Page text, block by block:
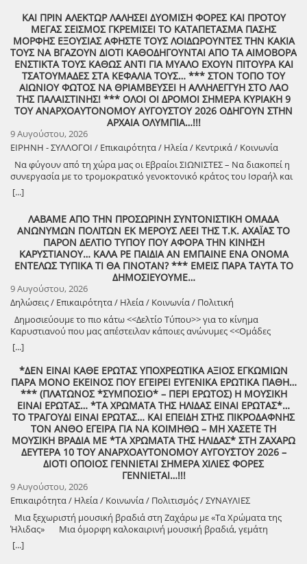
ευελπιστούμε να είναι μια συνάντηση ανθρώπων, μια κοινή ανάσα,
μια υπενθύμιση ότι ο πολιτισμός γεννιέται εκεί όπου μοιραζόμαστε,
ακούμε και δημιουργούμε μαζί. Την Δευτέρα 10 Αυγούστου, στις
21:00 , στήνουμε ξανά ένα Συμπόσιον Τέχνης, με «Ιστορίες και
Τραγούδια» , στον ξεχωριστό χώρο της πέτρινης εκκλησίας στα
Λαστέικα. Σας περιμένουμε κοντά μας! Γιάννης Κορίζης – Δημήτρης
Κορίζης Με την υποστήριξη του Δήμος Πύργου / Municipality Of
Pyrgos 2024 -2028
ΚΑΙ ΠΡΙΝ ΑΛΕΚΤΩΡ ΛΑΛΗΣΕΙ ΔΥΟΜΙΣΗ ΦΟΡΕΣ ΚΑΙ ΠΡΟΤΟΥ
ΜΕΓΑΣ ΣΕΙΣΜΟΣ ΓΚΡΕΜΙΣΕΙ ΤΟ ΚΑΤΑΠΕΤΑΣΜΑ ΠΑΣΗΣ
ΜΟΡΦΗΣ ΕΞΟΥΣΙΑΣ ΑΦΗΣΤΕ ΤΟΥΣ ΛΟΙΔΩΡΟΥΝΤΕΣ ΤΗΝ ΚΑΚΙΑ
ΤΟΥΣ ΝΑ ΒΓΑΖΟΥΝ ΔΙΟΤΙ ΚΑΘΟΔΗΓΟΥΝΤΑΙ ΑΠΟ ΤΑ ΑΙΜΟΒΟΡΑ
ΕΝΣΤΙΚΤΑ ΤΟΥΣ ΚΑΘΩΣ ΑΝΤΙ ΓΙΑ ΜΥΑΛΟ ΕΧΟΥΝ ΠΙΤΟΥΡΑ ΚΑΙ
ΤΣΑΤΟΥΜΑΔΕΣ ΣΤΑ ΚΕΦΑΛΙΑ ΤΟΥΣ… *** ΣΤΟΝ ΤΟΠΟ ΤΟΥ
ΑΙΩΝΙΟΥ ΦΩΤΟΣ ΝΑ ΘΡΙΑΜΒΕΥΣΕΙ Η ΑΛΛΗΛΕΓΓΥΗ ΣΤΟ ΛΑΟ
ΤΗΣ ΠΑΛΑΙΣΤΙΝΗΣ! *** ΟΛΟΙ ΟΙ ΔΡΟΜΟΙ ΣΗΜΕΡΑ ΚΥΡΙΑΚΗ 9
ΤΟΥ ΑΝΑΡΧΟΑΥΤΟΝΟΜΟΥ ΑΥΓΟΥΣΤΟΥ 2026 ΟΔΗΓΟΥΝ ΣΤΗΝ
ΑΡΧΑΙΑ ΟΛΥΜΠΙΑ…!!!
9 Αυγούστου, 2026
ΕΙΡΗΝΗ - ΣΥΛΛΟΓΟΙ / Επικαιρότητα / Ηλεία / Κεντρικά / Κοινωνία
Να φύγουν από τη χώρα μας οι Εβραίοι ΣΙΩΝΙΣΤΕΣ – Να διακοπεί η
συνεργασία με το τρομοκρατικό γενοκτονικό κράτος του Ισραήλ και
φέρτε πίσω στην Ελλάδα από τη Σαουδική Αραβία τους ελληνικούς
patriot!!
[...]
ΛΑΒΑΜΕ ΑΠΟ ΤΗΝ ΠΡΟΣΩΡΙΝΗ ΣΥΝΤΟΝΙΣΤΙΚΗ ΟΜΑΔΑ
ΑΝΩΝΥΜΩΝ ΠΟΛΙΤΩΝ ΕΚ ΜΕΡΟΥΣ ΛΕΕΙ ΤΗΣ Τ.Κ. ΑΧΑΪΑΣ ΤΟ
ΠΑΡΟΝ ΔΕΛΤΙΟ ΤΥΠΟΥ ΠΟΥ ΑΦΟΡΑ ΤΗΝ ΚΙΝΗΣΗ
ΚΑΡΥΣΤΙΑΝΟΥ… ΚΑΛΑ ΡΕ ΠΑΙΔΙΑ ΑΝ ΕΜΠΑΙΝΕ ΕΝΑ ΟΝΟΜΑ
ΕΝΤΕΛΩΣ ΤΥΠΙΚΑ ΤΙ ΘΑ ΓΙΝΟΤΑΝ? *** ΕΜΕΙΣ ΠΑΡΑ ΤΑΥΤΑ ΤΟ
ΔΗΜΟΣΙΕΥΟΥΜΕ…
9 Αυγούστου, 2026
Δηλώσεις / Επικαιρότητα / Ηλεία / Κοινωνία / Πολιτική
Δημοσιεύουμε το πιο κάτω <<Δελτίο Τύπου>> για το κίνημα
Καρυστιανού που μας απέστειλαν κάποιες ανώνυμες <<Ομάδες
Πολιτών>>!
[...]
*ΔΕΝ ΕΙΝΑΙ ΚΑΘΕ ΕΡΩΤΑΣ ΥΠΟΧΡΕΩΤΙΚΑ ΑΞΙΟΣ ΕΓΚΩΜΙΩΝ
ΠΑΡΑ ΜΟΝΟ ΕΚΕΙΝΟΣ ΠΟΥ ΕΓΕΙΡΕΙ ΕΥΓΕΝΙΚΑ ΕΡΩΤΙΚΑ ΠΑΘΗ…
*** (ΠΛΑΤΩΝΟΣ *ΣΥΜΠΟΣΙΟ* – ΠΕΡΙ ΕΡΩΤΟΣ) Η ΜΟΥΣΙΚΗ
ΕΙΝΑΙ ΕΡΩΤΑΣ… *ΤΑ ΧΡΩΜΑΤΑ ΤΗΣ ΗΛΙΔΑΣ ΕΙΝΑΙ ΕΡΩΤΑΣ*…
ΤΟ ΤΡΑΓΟΥΔΙ ΕΙΝΑΙ ΕΡΩΤΑΣ… ΚΑΙ ΕΠΕΙΔΗ ΣΤΗΣ ΠΙΚΡΟΔΑΦΝΗΣ
ΤΟΝ ΑΝΘΟ ΕΓΕΙΡΑ ΓΙΑ ΝΑ ΚΟΙΜΗΘΩ – ΜΗ ΧΑΣΕΤΕ ΤΗ
ΜΟΥΣΙΚΗ ΒΡΑΔΙΑ ΜΕ *ΤΑ ΧΡΩΜΑΤΑ ΤΗΣ ΗΛΙΔΑΣ* ΣΤΗ ΖΑΧΑΡΩ
ΔΕΥΤΕΡΑ 10 ΤΟΥ ΑΝΑΡΧΟΑΥΤΟΝΟΜΟΥ ΑΥΓΟΥΣΤΟΥ 2026 –
ΔΙΟΤΙ ΟΠΟΙΟΣ ΓΕΝΝΙΕΤΑΙ ΣΗΜΕΡΑ ΧΙΛΙΕΣ ΦΟΡΕΣ
ΓΕΝΝΙΕΤΑΙ…!!!
9 Αυγούστου, 2026
Επικαιρότητα / Ηλεία / Κοινωνία / Πολιτισμός / ΣΥΝΑΥΛΙΕΣ
Μια ξεχωριστή μουσική βραδιά στη Ζαχάρω με «Τα Χρώματα της
Ήλιδας» Μια όμορφη καλοκαιρινή μουσική βραδιά, γεμάτη
μελωδίες, πολιτισμό και καλή διάθεση, διοργανώνει ο Δήμος
Ζαχάρως, στο πλαίσιο του Καλοκαιρινού Πολιτιστικού
[...]